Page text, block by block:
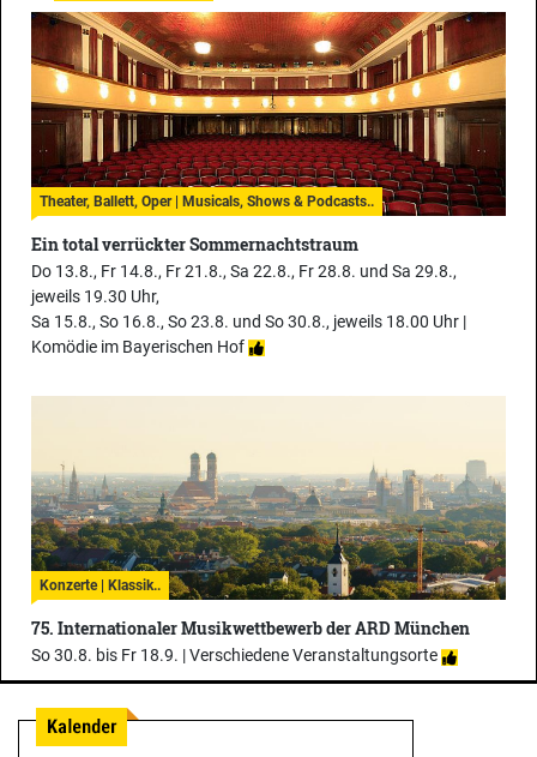
Theater, Ballett, Oper | Musicals, Shows & Podcasts..
Ein total verrückter Sommernachtstraum
Do 13.8., Fr 14.8., Fr 21.8., Sa 22.8., Fr 28.8. und Sa 29.8.,
jeweils 19.30 Uhr,
Sa 15.8., So 16.8., So 23.8. und So 30.8., jeweils 18.00 Uhr |
Komödie im Bayerischen Hof
Konzerte | Klassik..
75. Internationaler Musikwettbewerb der ARD München
So 30.8. bis Fr 18.9. |Verschiedene Veranstaltungsorte